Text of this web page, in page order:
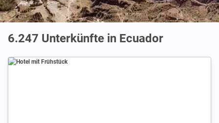
6.247 Unterkünfte in Ecuador